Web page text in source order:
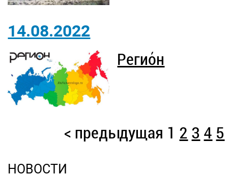
14.08.2022
Регио́н
< предыдущая 1 2 3 4 5
НОВОСТИ